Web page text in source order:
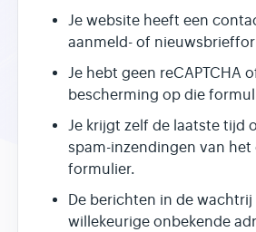
Je website heeft een
aanmeld- of
Je hebt geen reCAPTCHA
bescherming op die
Je krijgt zelf de laatste tijd
spam-inzendingen van het
formulier.
De berichten in de wachtrij
willekeurige onbekende